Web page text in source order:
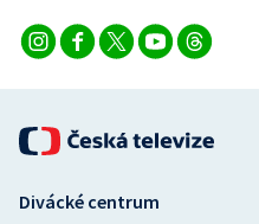
Divácké centrum